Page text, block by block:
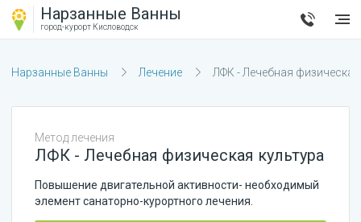
Нарзанные Ванны
город-курорт Кисловодск
Нарзанные Ванны Лечение ЛФК - Лечебная физическая
Метод лечения
ЛФК - Лечебная физическая культура
Повышение двигательной активности- необходимый
элемент санаторно-курортного лечения.